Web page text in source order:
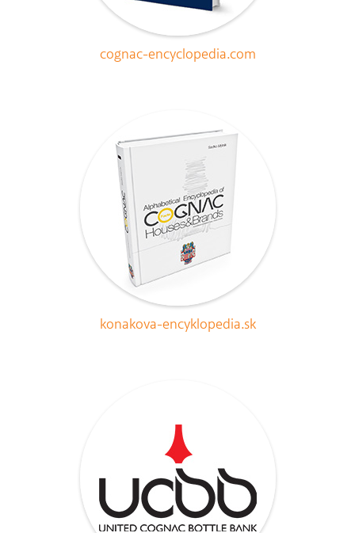
cognac-encyclopedia.com
konakova-encyklopedia.sk